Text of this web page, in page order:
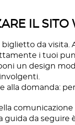
IL SITO
da visita.
i tuoi
un design
alla domanda:
comunicazione
guida da